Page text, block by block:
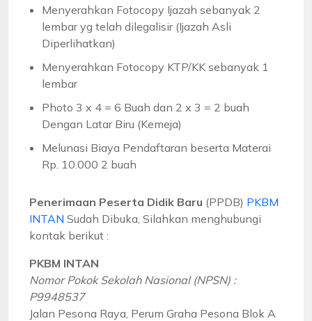
Menyerahkan Fotocopy Ijazah sebanyak 2
lembar yg telah dilegalisir (Ijazah Asli
Diperlihatkan)
Menyerahkan Fotocopy KTP/KK sebanyak 1
lembar
Photo 3 x 4 = 6 Buah dan 2 x 3 = 2 buah
Dengan Latar Biru (Kemeja)
Melunasi Biaya Pendaftaran beserta Materai
Rp. 10.000 2 buah
Penerimaan Peserta Didik Baru (PPDB) PKBM
INTAN Sudah Dibuka, Silahkan menghubungi
kontak berikut :
PKBM INTAN
Nomor Pokok Sekolah Nasional (NPSN) :
P9948537
Jalan Pesona Raya, Perum Graha Pesona Blok A